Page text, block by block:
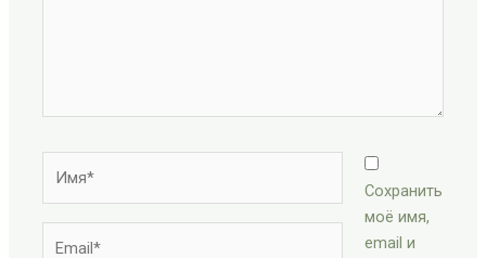
Сохранить
моё имя,
email и